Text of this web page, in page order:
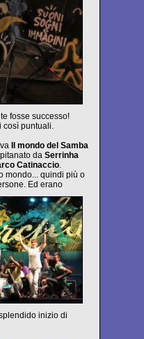
fosse successo!
così puntuali.
Il mondo del Samba
da Serrinha
Catinaccio.
mondo... quindi più o
Ed erano
inizio di